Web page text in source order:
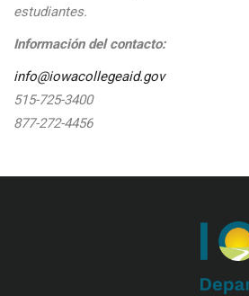
estudiantes.
Información del contacto:
info@iowacollegeaid.gov
515-725-3400
877-272-4456